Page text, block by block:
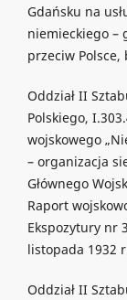
Gdańsku na
niemieckiego –
przeciw Polsce,
Oddział II
Polskiego,
wojskowego
– organizacja
Głównego
Raport
Ekspozytury nr
listopada 1932
Oddział II